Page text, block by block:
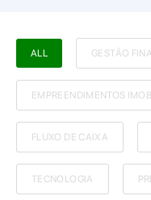
ALL GESTÃO
EMPREENDIMENTOS
FLUXO DE CAIXA
TECNOLOGIA